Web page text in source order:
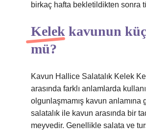
birkaç hafta bekletildikten sonra
Kelek kavunun
mü?
Kavun Hallice Salatalık Kelek
arasında farklı anlamlarda
olgunlaşmamış kavun anlamına
salatalık ile kavun arasında bir
meyvedir. Genellikle salata ve